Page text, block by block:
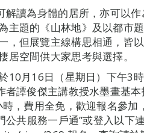
解讀為身體的居所，亦可以
主題的《山林地》及以都市
，但展覽主線構思相通，皆
空間供大家思考與選擇。
10月16日（星期日）下午3
者譚俊傑主講教授水墨畫基
，費用全免，歡迎報名參加
共服務一戶通”或登入以下